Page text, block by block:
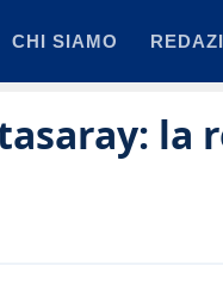
CHI SIAMO
la